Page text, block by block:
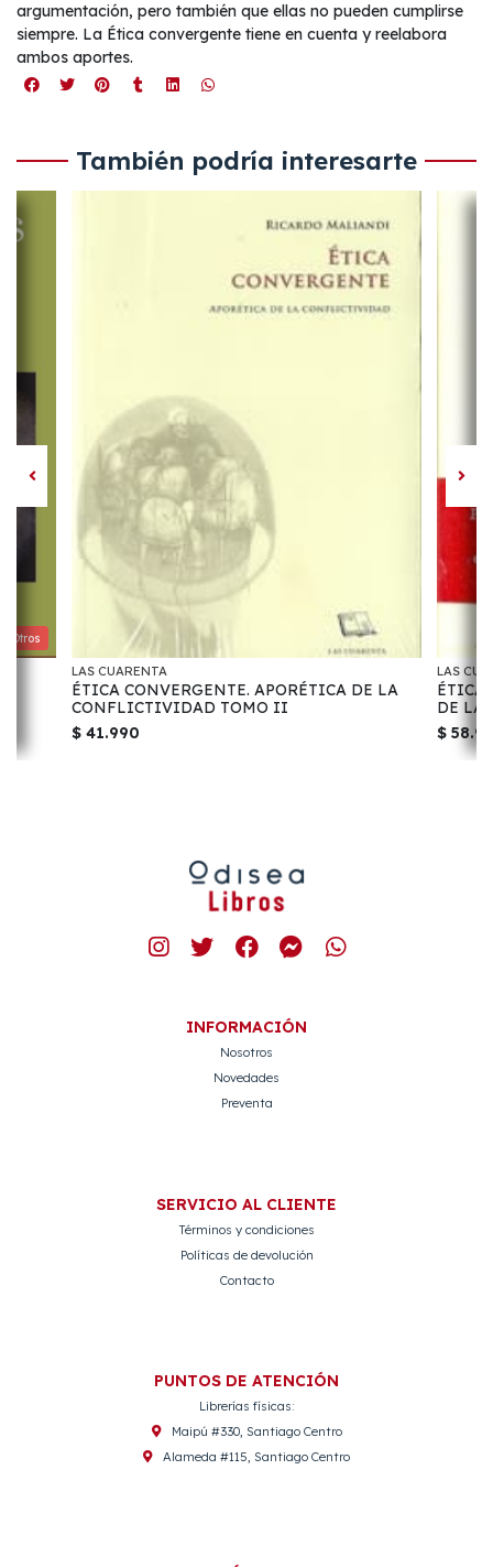
argumentación, pero también que ellas no pueden cumplirse
siempre. La Ética convergente tiene en cuenta y reelabora
ambos aportes.
También podría interesarte
Otros
LAS CUARENTA
ÉTICA CONVERGENTE. APORÉTICA DE LA
CONFLICTIVIDAD TOMO II
$ 41.990
LAS
ÉTICA
DE LA
$
INFORMACIÓN
Nosotros
Novedades
Preventa
SERVICIO AL CLIENTE
Términos y condiciones
Políticas de devolución
Contacto
PUNTOS DE ATENCIÓN
Librerías físicas:
Maipú #330, Santiago Centro
Alameda #115, Santiago Centro